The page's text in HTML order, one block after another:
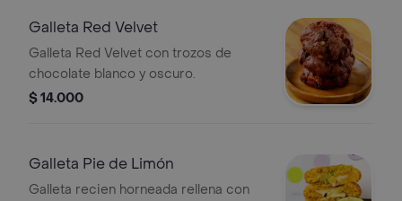
Galleta Red Velvet
Galleta Red Velvet con trozos de
chocolate blanco y oscuro.
$ 14.000
Galleta Pie de Limón
Galleta recien horneada rellena con